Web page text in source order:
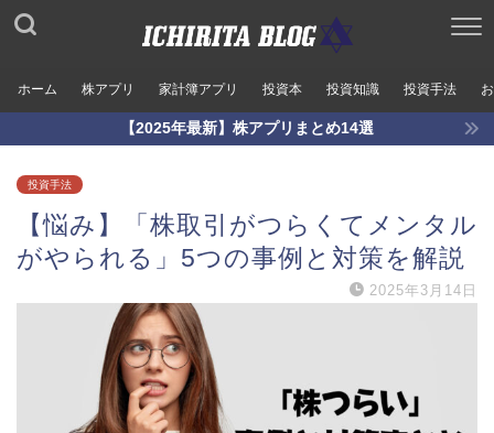
ホーム 株アプリ 家計簿アプリ 投資本 投資知識 投資手法
【2025年最新】株アプリまとめ14選
投資手法
【悩み】「株取引がつらくてメンタル
がやられる」5つの事例と対策を解説
2025年3月14日